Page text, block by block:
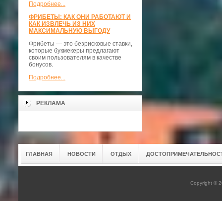
Подробнее...
ФРИБЕТЫ: КАК ОНИ РАБОТАЮТ И
КАК ИЗВЛЕЧЬ ИЗ НИХ
МАКСИМАЛЬНУЮ ВЫГОДУ
Фрибеты — это безрисковые ставки,
которые букмекеры предлагают
своим пользователям в качестве
бонусов.
Подробнее...
РЕКЛАМА
ГЛАВНАЯ НОВОСТИ ОТДЫХ
Copyright ©